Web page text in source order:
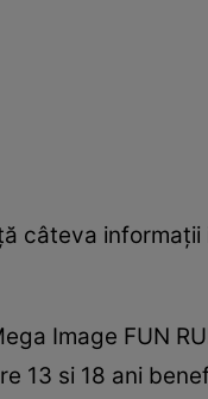
câteva
Image FUN
13 si 18 ani